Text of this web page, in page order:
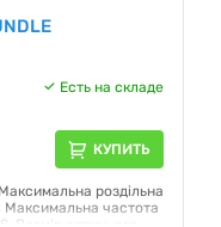
Есть на складе
КУПИТЬ
роздільна
Максимальна частота